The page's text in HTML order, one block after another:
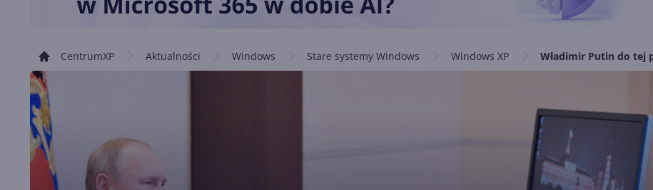
CentrumXP Aktualności Windows Stare systemy Windows Windows XP Władimir Putin do tej